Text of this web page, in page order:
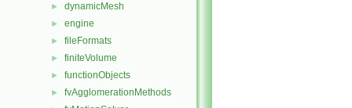
► dynamicMesh
► engine
► fileFormats
► finiteVolume
► functionObjects
► fvAgglomerationMethods